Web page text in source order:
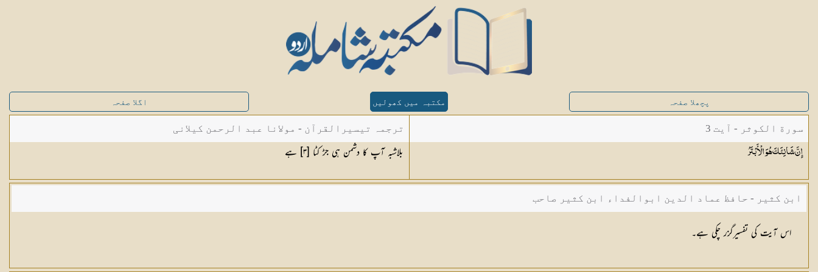
پچھلا صفحہ مکتبہ میں کھولیں اگلا صفحہ
سورة الكوثر - آیت 3
إِنَّ شَانِئَكَ هُوَالْأَبْتَرُ
ترجمہ تیسیرالقرآن - مولانا عبد الرحمن کیلانی
بلاشبہ آپ کا دشمن ہی جڑ کٹا [٣] ہے
ابن کثیر - حافظ عماد الدین ابوالفداء ابن کثیر صاحب
اس آیت کی تفسیرگزر چکی ہے۔